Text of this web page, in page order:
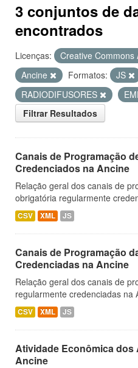
3 conjuntos de
encontrados
Licenças: Creative Commons
Ancine
Formatos: JS
RADIODIFUSORES
Filtrar Resultados
Canais de Programação
Credenciados na Ancine
Relação geral dos canais de
obrigatória regularmente
CSV XML JS
Canais de Programação
Credenciadas na Ancine
Relação geral dos canais de
regularmente credenciadas na
CSV XML JS
Atividade Econômica dos
Ancine